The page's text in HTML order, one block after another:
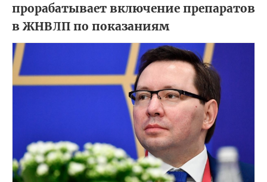
прорабатывает включение препаратов
в ЖНВЛП по показаниям